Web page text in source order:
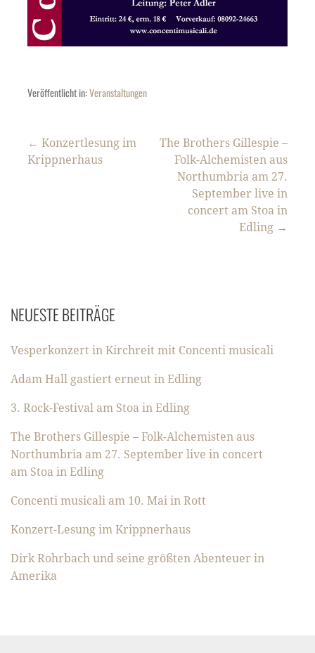
Veröffentlicht in:Veranstaltungen
Beitragsnavigation
← Konzertlesung im
Krippnerhaus
The Brothers Gillespie –
Folk-Alchemisten aus
Northumbria am 27.
September live in
concert am Stoa in
Edling →
NEUESTE BEITRÄGE
Vesperkonzert in Kirchreit mit Concenti musicali
Adam Hall gastiert erneut in Edling
3. Rock-Festival am Stoa in Edling
The Brothers Gillespie – Folk-Alchemisten aus
Northumbria am 27. September live in concert
am Stoa in Edling
Concenti musicali am 10. Mai in Rott
Konzert-Lesung im Krippnerhaus
Dirk Rohrbach und seine größten Abenteuer in
Amerika